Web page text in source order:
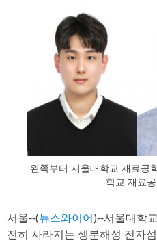
왼쪽부터 서울대학교 재료공
학교 재료
서울--(뉴스와이어)--서울대학
전히 사라지는 생분해성 전자